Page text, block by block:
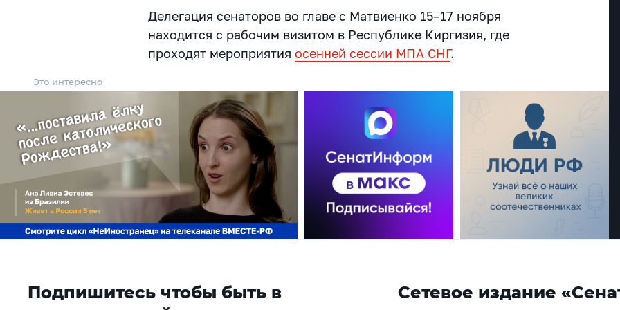
Делегация сенаторов во главе с Матвиенко 15–17 ноября
находится с рабочим визитом в Республике Киргизия, где
проходят мероприятияосенней сессии МПА СНГ.
Это интересно
Подпишитесь чтобы быть в
Сетевое издание